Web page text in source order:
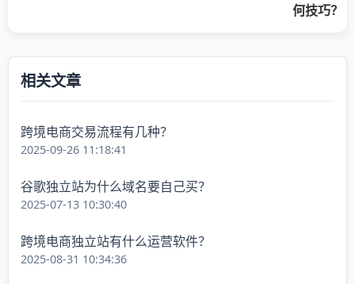
何技巧？
相关文章
跨境电商交易流程有几种？
2025-09-26 11:18:41
谷歌独立站为什么域名要自己买？
2025-07-13 10:30:40
跨境电商独立站有什么运营软件？
2025-08-31 10:34:36